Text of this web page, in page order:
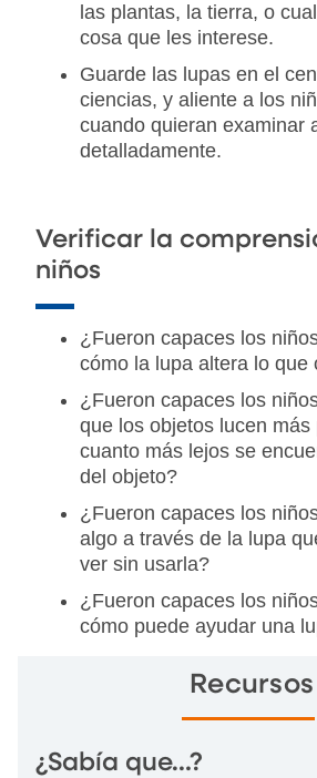
las plantas, la tierra, o
cosa que les interese.
Guarde las lupas en el
ciencias, y aliente a los
cuando quieran examinar
detalladamente.
Verificar la
niños
¿Fueron capaces los
cómo la lupa altera lo que
¿Fueron capaces los
que los objetos lucen más
cuanto más lejos se
del objeto?
¿Fueron capaces los
algo a través de la lupa
ver sin usarla?
¿Fueron capaces los
cómo puede ayudar una
Recursos
¿Sabía que…?